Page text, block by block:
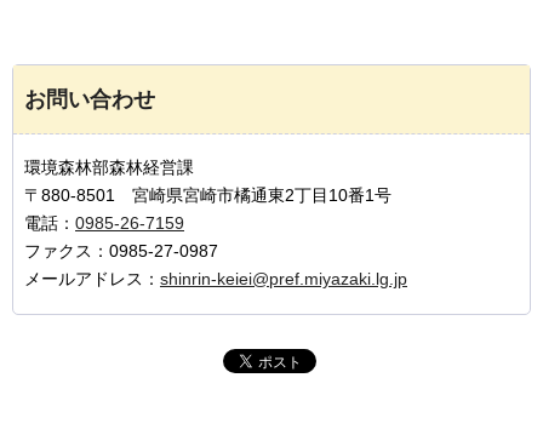
お問い合わせ
環境森林部森林経営課
〒880-8501 宮崎県宮崎市橘通東2丁目10番1号
電話： 0985-26-7159
ファクス：0985-27-0987
メールアドレス： shinrin-keiei@pref.miyazaki.lg.jp